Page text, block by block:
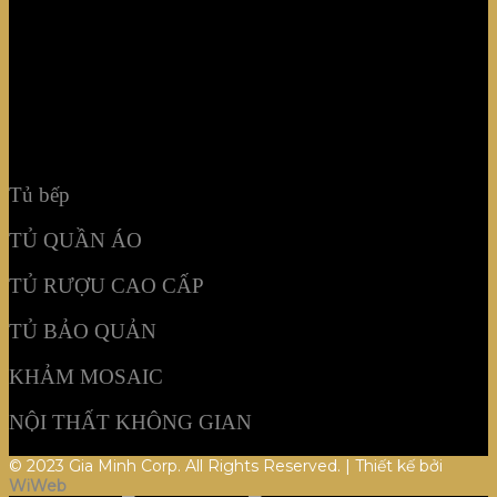
Tủ bếp
TỦ QUẦN ÁO
TỦ RƯỢU CAO CẤP
TỦ BẢO QUẢN
KHẢM MOSAIC
NỘI THẤT KHÔNG GIAN
© 2023 Gia Minh Corp. All Rights Reserved. | Thiết kế bởi
WiWeb